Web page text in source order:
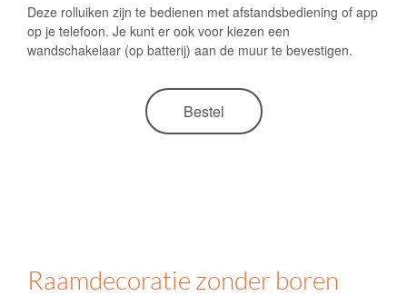
Deze rolluiken zijn te bedienen met afstandsbediening of app
op je telefoon. Je kunt er ook voor kiezen een
wandschakelaar (op batterij) aan de muur te bevestigen.
Bestel
Raamdecoratie zonder boren